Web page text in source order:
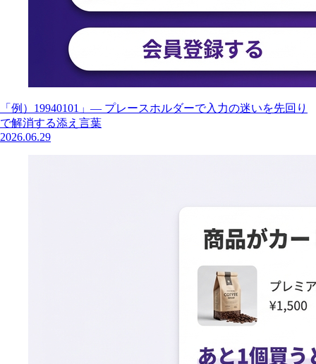
「例）19940101」— プレースホルダーで入力の迷いを先回り
で解消する添え言葉
2026.06.29